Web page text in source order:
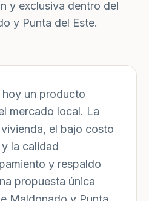
y exclusiva dentro del
y Punta del Este.
hoy un producto
mercado local. La
el bajo costo
la calidad
y respaldo
propuesta única